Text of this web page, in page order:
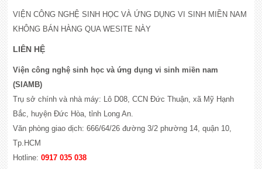
VIỆN CÔNG NGHỆ SINH HỌC VÀ ỨNG DỤNG VI SINH MIỀN NAM
KHÔNG BÁN HÀNG QUA WESITE NÀY
LIÊN HỆ
Viện công nghệ sinh học và ứng dụng vi sinh miền nam
(SIAMB)
Trụ sở chính và nhà máy: Lô D08, CCN Đức Thuận, xã Mỹ Hạnh
Bắc, huyện Đức Hòa, tỉnh Long An.
Văn phòng giao dịch: 666/64/26 đường 3/2 phường 14, quận 10,
Tp.HCM
Hotline: 0917 035 038